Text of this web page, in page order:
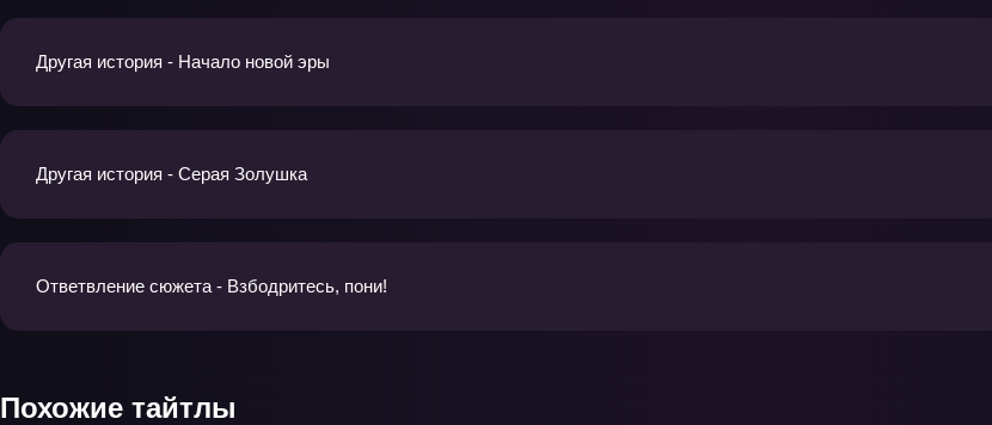
Другая история - Начало новой эры
Другая история - Серая Золушка
Ответвление сюжета - Взбодритесь, пони!
Похожие тайтлы